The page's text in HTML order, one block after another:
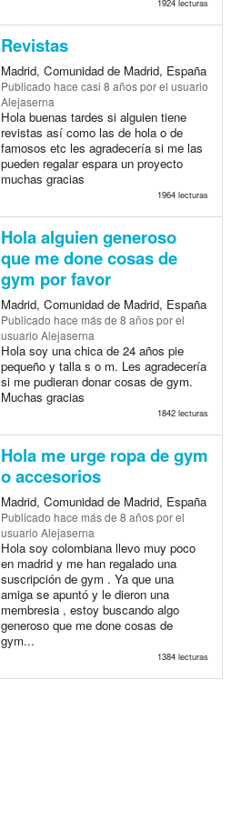
Revistas
Madrid, Comunidad de Madrid, España
Publicado hace casi 8 añospor el usuario
Alejaserna
Hola buenas tardes si alguien tiene
revistas así como las de hola o de
famosos etc les agradecería si me las
pueden regalar espara un proyecto
muchas gracias
1964 lecturas
Hola alguien generoso
que me done cosas de
gym por favor
Madrid, Comunidad de Madrid, España
Publicado hace más de 8 añospor el
usuario Alejaserna
Hola soy una chica de 24 años pie
pequeño y talla s o m. Les agradecería
si me pudieran donar cosas de gym.
Muchas gracias
1842 lecturas
Hola me urge ropa de gym
o accesorios
Madrid, Comunidad de Madrid, España
Publicado hace más de 8 añospor el
usuario Alejaserna
Hola soy colombiana llevo muy poco
en madrid y me han regalado una
suscripción de gym . Ya que una
amiga se apuntó y le dieron una
membresia , estoy buscando algo
generoso que me done cosas de
gym...
1384 lecturas